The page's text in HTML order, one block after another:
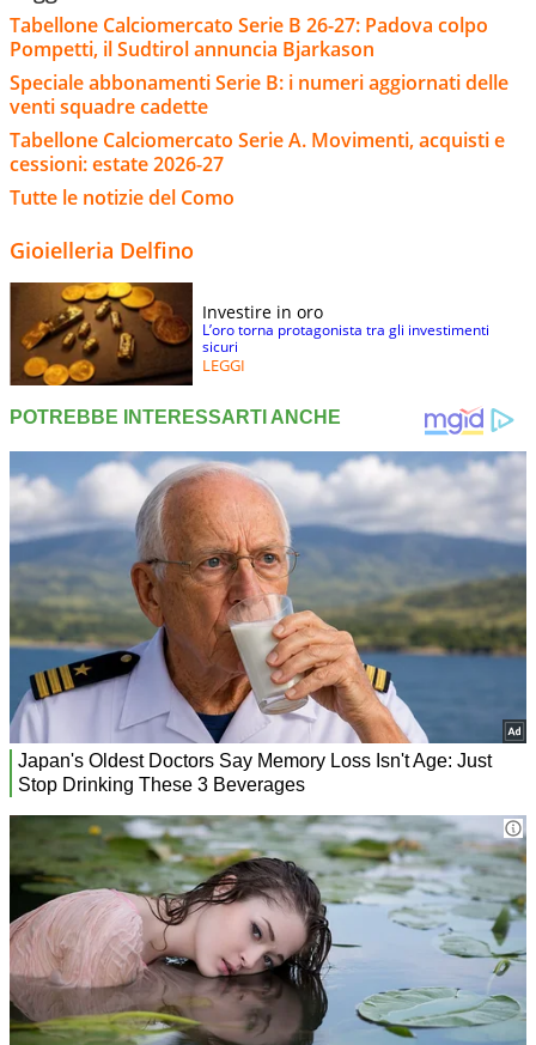
Tabellone Calciomercato Serie B 26-27: Padova colpo
Pompetti, il Sudtirol annuncia Bjarkason
Speciale abbonamenti Serie B: i numeri aggiornati delle
venti squadre cadette
Tabellone Calciomercato Serie A. Movimenti, acquisti e
cessioni: estate 2026-27
Tutte le notizie del Como
Gioielleria Delfino
Investire in oro
L’oro torna protagonista tra gli investimenti
sicuri
LEGGI